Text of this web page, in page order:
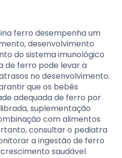
ferro desempenha um
desenvolvimento
do sistema imunológico
de ferro pode levar a
no desenvolvimento.
que os bebês
adequada de ferro por
suplementação
com alimentos
consultar o pediatra
a ingestão de ferro
saudável.